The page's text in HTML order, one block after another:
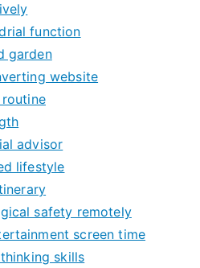
function
garden
website
advisor
lifestyle
safety remotely
screen time
skills